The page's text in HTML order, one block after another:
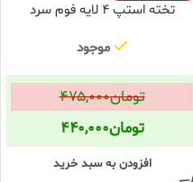
تخته استپ 4 لایه فوم سرد
موجود
تومان۴۷۵,۰۰۰
تومان۴۴۰,۰۰۰
افزودن به سبد خرید